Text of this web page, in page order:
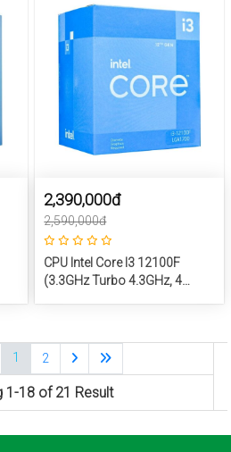
2,390,000đ
2,590,000đ
CPU Intel Core I3 12100F
(3.3GHz Turbo 4.3GHz, 4
1 2
1-18 of 21 Result